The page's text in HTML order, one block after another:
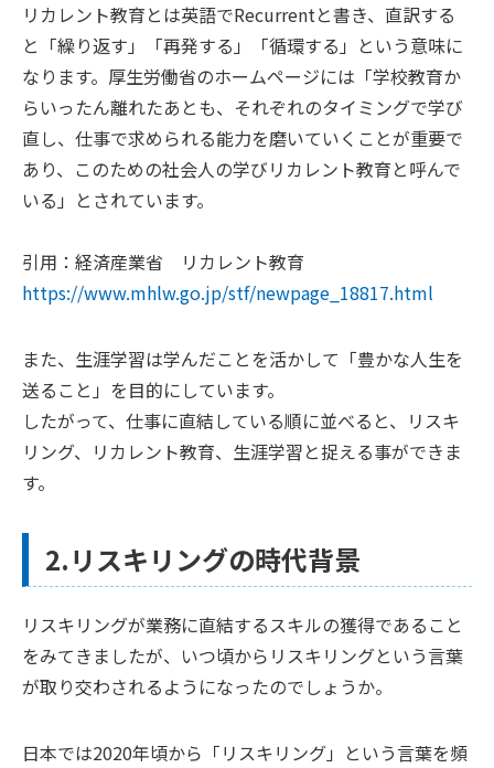
リカレント教育とは英語でRecurrentと書き、直訳する
と「繰り返す」「再発する」「循環する」という意味に
なります。厚生労働省のホームページには「学校教育か
らいったん離れたあとも、それぞれのタイミングで学び
直し、仕事で求められる能力を磨いていくことが重要で
あり、このための社会人の学びリカレント教育と呼んで
いる」とされています。
引用：経済産業省 リカレント教育
https://www.mhlw.go.jp/stf/newpage_18817.html
また、生涯学習は学んだことを活かして「豊かな人生を
送ること」を目的にしています。
したがって、仕事に直結している順に並べると、リスキ
リング、リカレント教育、生涯学習と捉える事ができま
す。
2.リスキリングの時代背景
リスキリングが業務に直結するスキルの獲得であること
をみてきましたが、いつ頃からリスキリングという言葉
が取り交わされるようになったのでしょうか。
日本では2020年頃から「リスキリング」という言葉を頻